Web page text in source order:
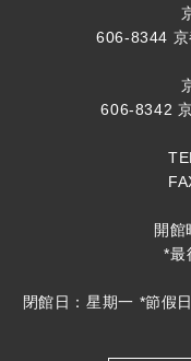
606-8344 京
606-8342
開
*最
閉館日：星期一 *節假